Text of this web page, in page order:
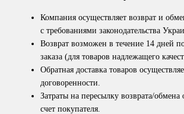
Компания осуществляет возврат и
с требованиями законодательства
Возврат возможен в течение 14 дней
заказа (для товаров надлежащего
Обратная доставка товаров
договоренности.
Затраты на пересылку возврата/обмена
счет покупателя.